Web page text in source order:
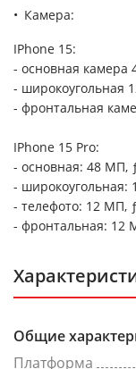
Камера:
IPhone 15:
- основная камера
- широкоугольная
- фронтальная
IPhone 15 Pro:
- основная: 48 МП,
- широкоугольная:
- телефото: 12 МП,
- фронтальная: 12
Общие
Платформа